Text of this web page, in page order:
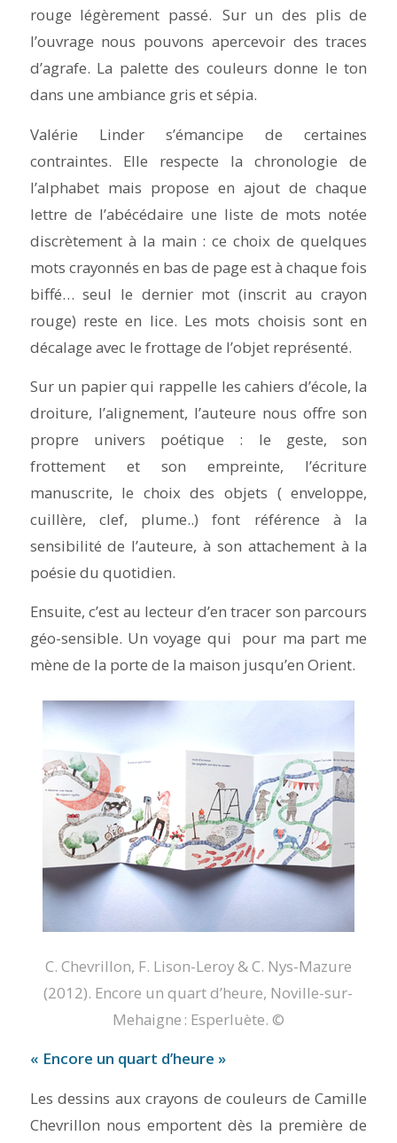
rouge légèrement passé. Sur un des plis de
l’ouvrage nous pouvons apercevoir des traces
d’agrafe. La palette des couleurs donne le ton
dans une ambiance gris et sépia.
Valérie Linder s’émancipe de certaines
contraintes. Elle respecte la chronologie de
l’alphabet mais propose en ajout de chaque
lettre de l’abécédaire une liste de mots notée
discrètement à la main : ce choix de quelques
mots crayonnés en bas de page est à chaque fois
biffé… seul le dernier mot (inscrit au crayon
rouge) reste en lice. Les mots choisis sont en
décalage avec le frottage de l’objet représenté.
Sur un papier qui rappelle les cahiers d’école, la
droiture, l’alignement, l’auteure nous offre son
propre univers poétique : le geste, son
frottement et son empreinte, l’écriture
manuscrite, le choix des objets ( enveloppe,
cuillère, clef, plume..) font référence à la
sensibilité de l’auteure, à son attachement à la
poésie du quotidien.
Ensuite, c’est au lecteur d’en tracer son parcours
géo-sensible. Un voyage qui pour ma part me
mène de la porte de la maison jusqu’en Orient.
C. Chevrillon, F. Lison-Leroy & C. Nys-Mazure
(2012). Encore un quart d’heure, Noville-sur-
Mehaigne : Esperluète. ©
« Encore un quart d’heure »
Les dessins aux crayons de couleurs de Camille
Chevrillon nous emportent dès la première de